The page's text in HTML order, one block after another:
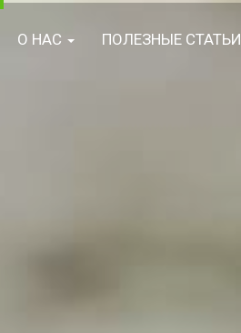
О НАС ПОЛЕЗНЫЕ СТАТЬИ